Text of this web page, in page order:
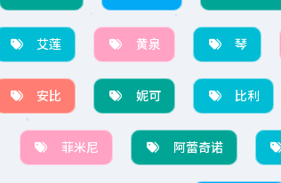
艾莲 黄泉 琴
安比 妮可 比利
菲米尼 阿蕾奇诺